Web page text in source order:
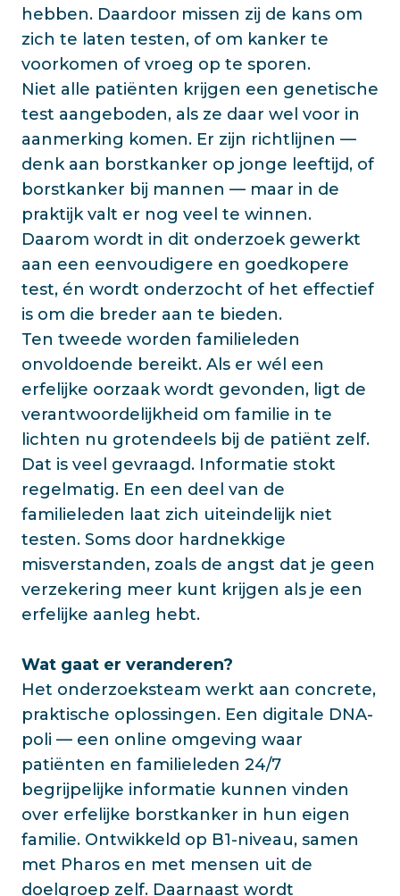
hebben. Daardoor missen zij de kans om
zich te laten testen, of om kanker te
voorkomen of vroeg op te sporen.
Niet alle patiënten krijgen een genetische
test aangeboden, als ze daar wel voor in
aanmerking komen. Er zijn richtlijnen —
denk aan borstkanker op jonge leeftijd, of
borstkanker bij mannen — maar in de
praktijk valt er nog veel te winnen.
Daarom wordt in dit onderzoek gewerkt
aan een eenvoudigere en goedkopere
test, én wordt onderzocht of het effectief
is om die breder aan te bieden.
Ten tweede worden familieleden
onvoldoende bereikt. Als er wél een
erfelijke oorzaak wordt gevonden, ligt de
verantwoordelijkheid om familie in te
lichten nu grotendeels bij de patiënt zelf.
Dat is veel gevraagd. Informatie stokt
regelmatig. En een deel van de
familieleden laat zich uiteindelijk niet
testen. Soms door hardnekkige
misverstanden, zoals de angst dat je geen
verzekering meer kunt krijgen als je een
erfelijke aanleg hebt.
Wat gaat er veranderen?
Het onderzoeksteam werkt aan concrete,
praktische oplossingen. Een digitale DNA-
poli — een online omgeving waar
patiënten en familieleden 24/7
begrijpelijke informatie kunnen vinden
over erfelijke borstkanker in hun eigen
familie. Ontwikkeld op B1-niveau, samen
met Pharos en met mensen uit de
doelgroep zelf. Daarnaast wordt